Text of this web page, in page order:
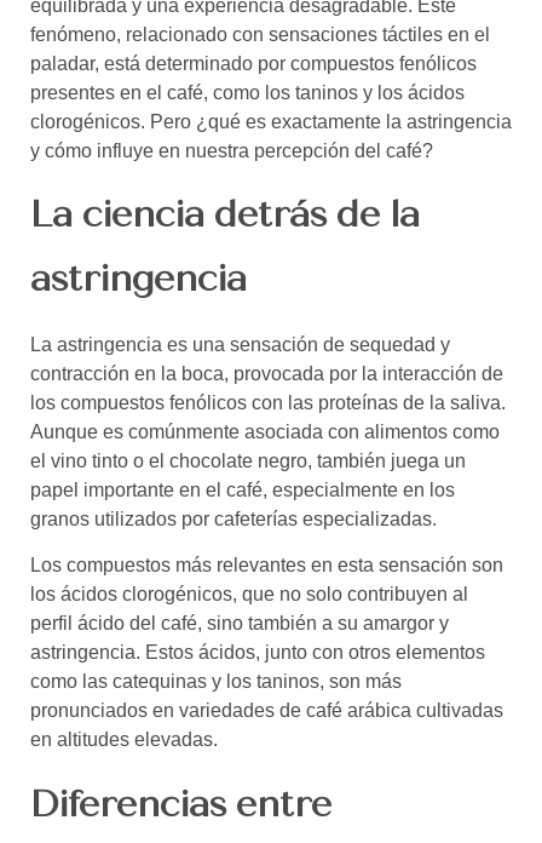
equilibrada y una experiencia desagradable. Este
fenómeno, relacionado con sensaciones táctiles en el
paladar, está determinado por compuestos fenólicos
presentes en el café, como los taninos y los ácidos
clorogénicos. Pero ¿qué es exactamente la astringencia
y cómo influye en nuestra percepción del café?
La ciencia detrás de la
astringencia
La astringencia es una sensación de sequedad y
contracción en la boca, provocada por la interacción de
los compuestos fenólicos con las proteínas de la saliva.
Aunque es comúnmente asociada con alimentos como
el vino tinto o el chocolate negro, también juega un
papel importante en el café, especialmente en los
granos utilizados por cafeterías especializadas.
Los compuestos más relevantes en esta sensación son
los ácidos clorogénicos, que no solo contribuyen al
perfil ácido del café, sino también a su amargor y
astringencia. Estos ácidos, junto con otros elementos
como las catequinas y los taninos, son más
pronunciados en variedades de café arábica cultivadas
en altitudes elevadas.
Diferencias entre